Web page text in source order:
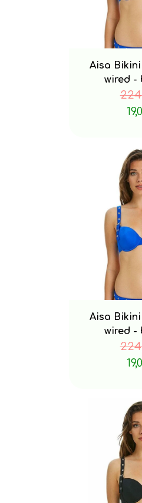
Aisa
wired -
Aisa
wired -